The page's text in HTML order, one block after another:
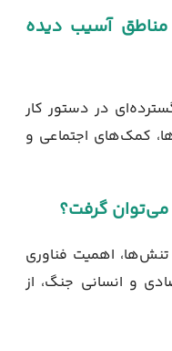
مناطق آسیب دیده
در دستور کار
کمک‌های اجتماعی و
اهمیت فناوری
و انسانی جنگ، از